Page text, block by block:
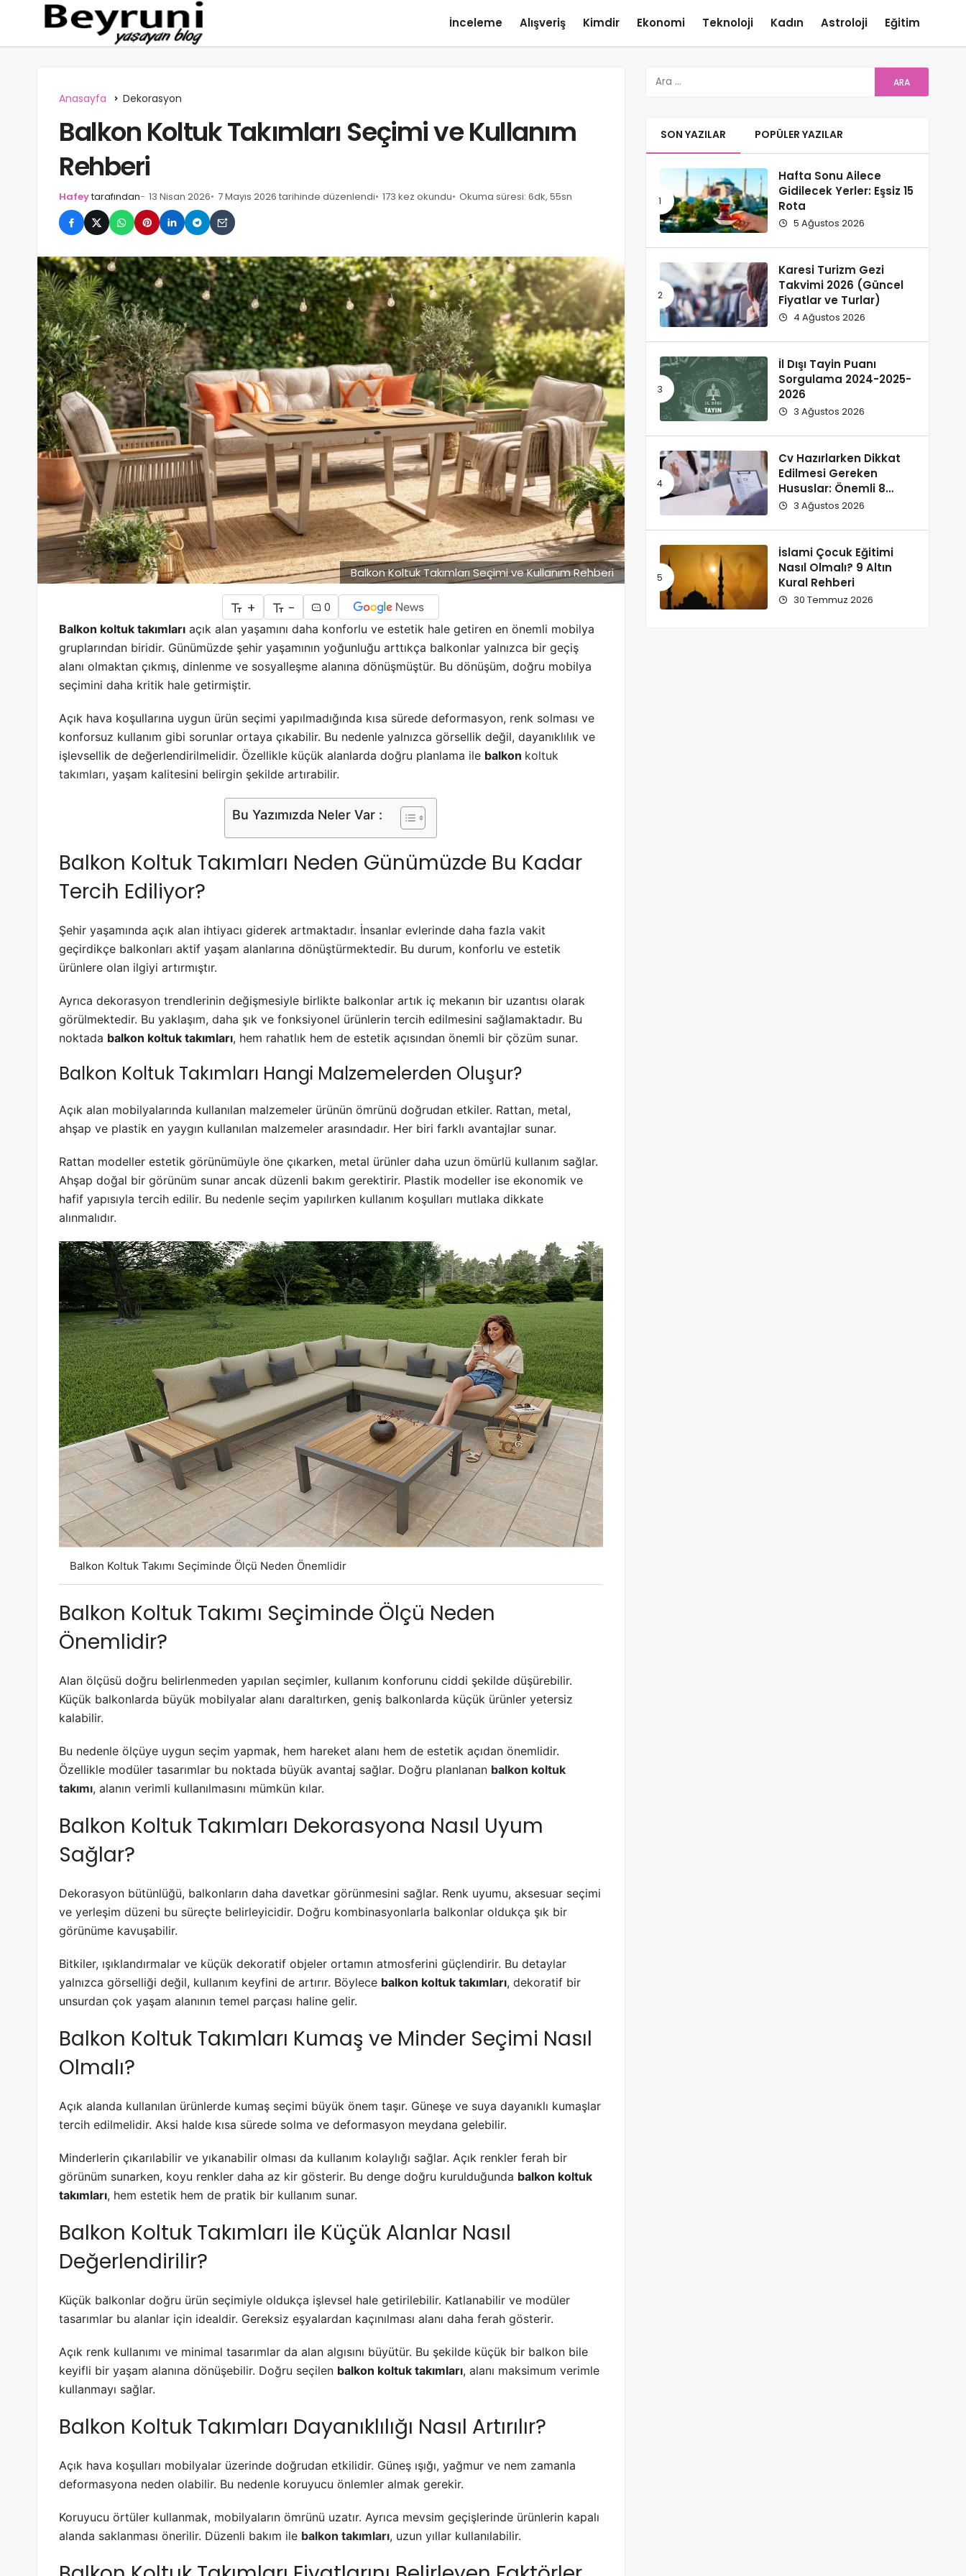
İnceleme Alışveriş Kimdir Ekonomi Teknoloji Kadın Astroloji Eğitim
Anasayfa Dekorasyon
Balkon Koltuk Takımları Seçimi ve Kullanım
Rehberi
Hafeytarafından 13 Nisan 2026 7 Mayıs 2026 tarihinde düzenlendi 173 kez okundu Okuma süresi: 6dk, 55sn
Balkon Koltuk Takımları Seçimi ve Kullanım Rehberi
+ -
0
Balkon koltuk takımları açık alan yaşamını daha konforlu ve estetik hale getiren en önemli mobilya
gruplarından biridir. Günümüzde şehir yaşamının yoğunluğu arttıkça balkonlar yalnızca bir geçiş
alanı olmaktan çıkmış, dinlenme ve sosyalleşme alanına dönüşmüştür. Bu dönüşüm, doğru mobilya
seçimini daha kritik hale getirmiştir.
Açık hava koşullarına uygun ürün seçimi yapılmadığında kısa sürede deformasyon, renk solması ve
konforsuz kullanım gibi sorunlar ortaya çıkabilir. Bu nedenle yalnızca görsellik değil, dayanıklılık ve
işlevsellik de değerlendirilmelidir. Özellikle küçük alanlarda doğru planlama ile balkon koltuk
takımları, yaşam kalitesini belirgin şekilde artırabilir.
Bu Yazımızda Neler Var :
Balkon Koltuk Takımları Neden Günümüzde Bu Kadar
Tercih Ediliyor?
Şehir yaşamında açık alan ihtiyacı giderek artmaktadır. İnsanlar evlerinde daha fazla vakit
geçirdikçe balkonları aktif yaşam alanlarına dönüştürmektedir. Bu durum, konforlu ve estetik
ürünlere olan ilgiyi artırmıştır.
Ayrıca dekorasyon trendlerinin değişmesiyle birlikte balkonlar artık iç mekanın bir uzantısı olarak
görülmektedir. Bu yaklaşım, daha şık ve fonksiyonel ürünlerin tercih edilmesini sağlamaktadır. Bu
noktada balkon koltuk takımları, hem rahatlık hem de estetik açısından önemli bir çözüm sunar.
Balkon Koltuk Takımları Hangi Malzemelerden Oluşur?
Açık alan mobilyalarında kullanılan malzemeler ürünün ömrünü doğrudan etkiler. Rattan, metal,
ahşap ve plastik en yaygın kullanılan malzemeler arasındadır. Her biri farklı avantajlar sunar.
Rattan modeller estetik görünümüyle öne çıkarken, metal ürünler daha uzun ömürlü kullanım sağlar.
Ahşap doğal bir görünüm sunar ancak düzenli bakım gerektirir. Plastik modeller ise ekonomik ve
hafif yapısıyla tercih edilir. Bu nedenle seçim yapılırken kullanım koşulları mutlaka dikkate
alınmalıdır.
Balkon Koltuk Takımı Seçiminde Ölçü Neden Önemlidir
Balkon Koltuk Takımı Seçiminde Ölçü Neden
Önemlidir?
Alan ölçüsü doğru belirlenmeden yapılan seçimler, kullanım konforunu ciddi şekilde düşürebilir.
Küçük balkonlarda büyük mobilyalar alanı daraltırken, geniş balkonlarda küçük ürünler yetersiz
kalabilir.
Bu nedenle ölçüye uygun seçim yapmak, hem hareket alanı hem de estetik açıdan önemlidir.
Özellikle modüler tasarımlar bu noktada büyük avantaj sağlar. Doğru planlanan balkon koltuk
takımı, alanın verimli kullanılmasını mümkün kılar.
Balkon Koltuk Takımları Dekorasyona Nasıl Uyum
Sağlar?
Dekorasyon bütünlüğü, balkonların daha davetkar görünmesini sağlar. Renk uyumu, aksesuar seçimi
ve yerleşim düzeni bu süreçte belirleyicidir. Doğru kombinasyonlarla balkonlar oldukça şık bir
görünüme kavuşabilir.
Bitkiler, ışıklandırmalar ve küçük dekoratif objeler ortamın atmosferini güçlendirir. Bu detaylar
yalnızca görselliği değil, kullanım keyfini de artırır. Böylece balkon koltuk takımları, dekoratif bir
unsurdan çok yaşam alanının temel parçası haline gelir.
Balkon Koltuk Takımları Kumaş ve Minder Seçimi Nasıl
Olmalı?
Açık alanda kullanılan ürünlerde kumaş seçimi büyük önem taşır. Güneşe ve suya dayanıklı kumaşlar
tercih edilmelidir. Aksi halde kısa sürede solma ve deformasyon meydana gelebilir.
Minderlerin çıkarılabilir ve yıkanabilir olması da kullanım kolaylığı sağlar. Açık renkler ferah bir
görünüm sunarken, koyu renkler daha az kir gösterir. Bu denge doğru kurulduğunda balkon koltuk
takımları, hem estetik hem de pratik bir kullanım sunar.
Balkon Koltuk Takımları ile Küçük Alanlar Nasıl
Değerlendirilir?
Küçük balkonlar doğru ürün seçimiyle oldukça işlevsel hale getirilebilir. Katlanabilir ve modüler
tasarımlar bu alanlar için idealdir. Gereksiz eşyalardan kaçınılması alanı daha ferah gösterir.
Açık renk kullanımı ve minimal tasarımlar da alan algısını büyütür. Bu şekilde küçük bir balkon bile
keyifli bir yaşam alanına dönüşebilir. Doğru seçilen balkon koltuk takımları, alanı maksimum verimle
kullanmayı sağlar.
Balkon Koltuk Takımları Dayanıklılığı Nasıl Artırılır?
Açık hava koşulları mobilyalar üzerinde doğrudan etkilidir. Güneş ışığı, yağmur ve nem zamanla
deformasyona neden olabilir. Bu nedenle koruyucu önlemler almak gerekir.
Koruyucu örtüler kullanmak, mobilyaların ömrünü uzatır. Ayrıca mevsim geçişlerinde ürünlerin kapalı
alanda saklanması önerilir. Düzenli bakım ile balkon takımları, uzun yıllar kullanılabilir.
SON YAZILAR POPÜLER YAZILAR
Hafta Sonu Ailece
Gidilecek Yerler: Eşsiz 15
Rota
5 Ağustos 2026
Karesi Turizm Gezi
Takvimi​ 2026 (Güncel
Fiyatlar ve Turlar)
4 Ağustos 2026
İl Dışı Tayin Puanı
Sorgulama 2024-2025-
2026
3 Ağustos 2026
Cv Hazırlarken Dikkat
Edilmesi Gereken
Hususlar: Önemli 8
Husus
3 Ağustos 2026
İslami Çocuk Eğitimi
Nasıl Olmalı? 9 Altın
Kural Rehberi
30 Temmuz 2026